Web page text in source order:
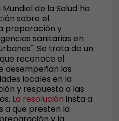
de la Salud ha
sobre el
preparación y
sanitarias en
Se trata de un
reconoce el
desempeñan las
locales en la
y respuesta a las
La resolución insta a
a que presten la